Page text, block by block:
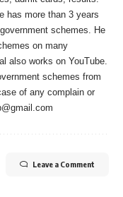
has more than 3 years
schemes. He
on many
also works on YouTube.
schemes from
of any complain or
Leave a Comment